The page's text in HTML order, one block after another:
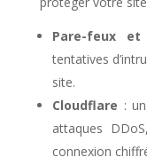
Pare-feux
tentatives
site.
Cloudflare :
attaques
connexion